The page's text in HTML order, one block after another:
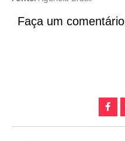
Faça um comentário